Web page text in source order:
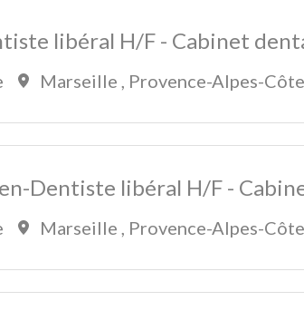
libéral H/F - Cabinet
Marseille Provence-Alpes-
Dentiste libéral H/F -
Marseille Provence-Alpes-